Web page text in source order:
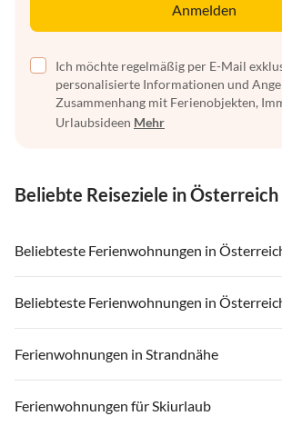
Anmelden
Ich möchte regelmäßig per E-Mail
personalisierte Informationen und
Zusammenhang mit Ferienobjekten,
Urlaubsideen Mehr
Beliebte Reiseziele in Österreich
Beliebteste Ferienwohnungen in
Ferienwohnungen in Österreich
Ferienwohnungen in Tirol
Ferienwohnungen in Salzburger Land
Beliebteste Ferienwohnungen in
Ferienwohnungen in Österreich
Ferienwohnungen in Tirol
Ferienwohnungen in Salzburger Land
Ferienwohnungen in Strandnähe
Ferienwohnungen in Strandnähe in Österreich
Ferienwohnungen für Skiurlaub